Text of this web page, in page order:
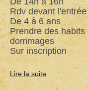
Lausanne
(COMPLET)
Rdv devant
De 4 à 6 ans
Prendre des
dommages
Sur inscription
Lire la suitede
Contes